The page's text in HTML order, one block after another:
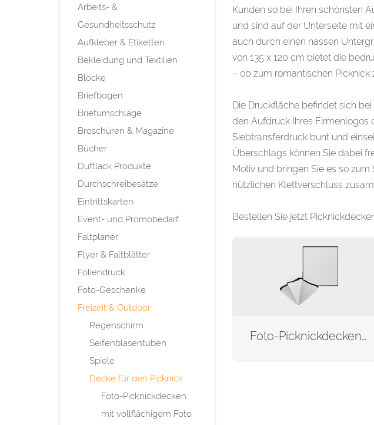
Arbeits- &
Gesundheitsschutz
Aufkleber & Etiketten
Bekleidung und Textilien
Blöcke
Briefbogen
Briefumschläge
Broschüren & Magazine
Bücher
Duftlack Produkte
Durchschreibesätze
Eintrittskarten
Event- und Promobedarf
Faltplaner
Flyer & Faltblätter
Foliendruck
Foto-Geschenke
Freizeit & Outdoor
Regenschirm
Seifenblasentuben
Spiele
Decke für den Picknick
Foto-Picknickdecken
mit vollflächigem Foto
Kunden so bei Ihren schönsten
und sind auf der Unterseite mit
auch durch einen nassen
von 135 x 120 cm bietet die
– ob zum romantischen Picknick
Die Druckfläche befindet sich
den Aufdruck Ihres Firmenlogos
Siebtransferdruck bunt und
Überschlags können Sie dabei
Motiv und bringen Sie es so
nützlichen Klettverschluss
Bestellen Sie jetzt
Foto-Picknickdecken mit vollflächigem Foto